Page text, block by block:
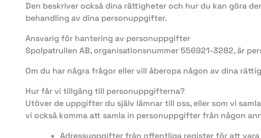
Den beskriver också dina rättigheter och hur du kan göra
behandling av dina personuppgifter.
Ansvarig för hantering av personuppgifter
Spolpatrullen AB, organisationsnummer 556921-3282, är
Om du har några frågor eller vill åberopa någon av dina
Hur får vi tillgång till personuppgifterna?
Utöver de uppgifter du själv lämnar till oss, eller som vi
vi också komma att samla in personuppgifter från någon
Adressuppgifter från offentliga register för att